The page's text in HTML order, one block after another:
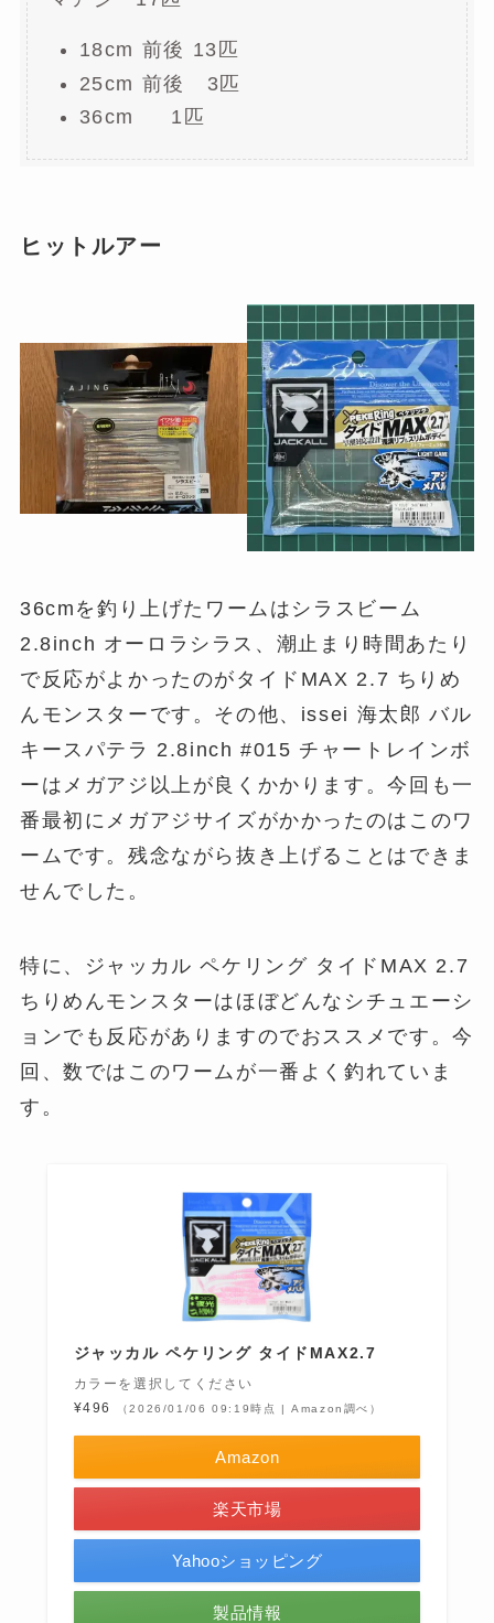
18cm 前後 13匹
25cm 前後 3匹
36cm 1匹
ヒットルアー
36cmを釣り上げたワームはシラスビーム
2.8inch オーロラシラス、潮止まり時間あたり
で反応がよかったのがタイドMAX 2.7 ちりめ
んモンスターです。その他、issei 海太郎 バル
キースパテラ 2.8inch #015 チャートレインボ
ーはメガアジ以上が良くかかります。今回も一
番最初にメガアジサイズがかかったのはこのワ
ームです。残念ながら抜き上げることはできま
せんでした。
特に、ジャッカル ペケリング タイドMAX 2.7
ちりめんモンスターはほぼどんなシチュエーシ
ョンでも反応がありますのでおススメです。今
回、数ではこのワームが一番よく釣れていま
す。
ジャッカル ペケリング タイドMAX2.7
カラーを選択してください
¥496
（2026/01/06 09:19時点 | Amazon調べ）
Amazon
楽天市場
Yahooショッピング
製品情報